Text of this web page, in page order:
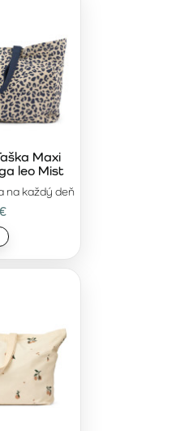
na každý deň
Maxi
leo Mist